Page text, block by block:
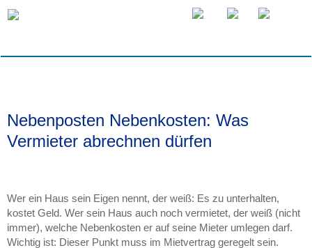
Nebenposten Nebenkosten: Was
Vermieter abrechnen dürfen
Wer ein Haus sein Eigen nennt, der weiß: Es zu unterhalten,
kostet Geld. Wer sein Haus auch noch vermietet, der weiß (nicht
immer), welche Nebenkosten er auf seine Mieter umlegen darf.
Wichtig ist: Dieser Punkt muss im Mietvertrag geregelt sein.